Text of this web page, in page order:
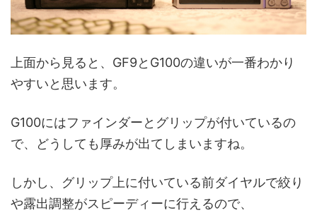
上面から見ると、GF9とG100の違いが一番わかり
やすいと思います。
G100にはファインダーとグリップが付いているの
で、どうしても厚みが出てしまいますね。
しかし、グリップ上に付いている前ダイヤルで絞り
や露出調整がスピーディーに行えるので、